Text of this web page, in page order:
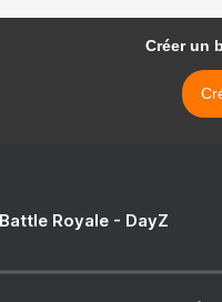
Créer un
Royale - DayZ